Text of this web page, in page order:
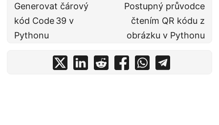
Generovat čárový
kód Code 39 v
Pythonu
Postupný průvodce
čtením QR kódu z
obrázku v Pythonu